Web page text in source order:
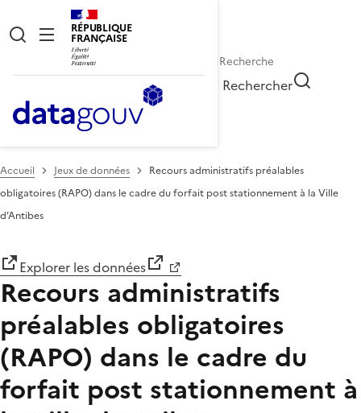
RÉPUBLIQUE
FRANÇAISE
Rechercher
Accueil Jeux de données
Recours administratifs préalables
obligatoires (RAPO) dans le cadre du forfait post stationnement à la Ville
d’Antibes
Explorer les données
Recours administratifs
préalables obligatoires
(RAPO) dans le cadre du
forfait post stationnement à